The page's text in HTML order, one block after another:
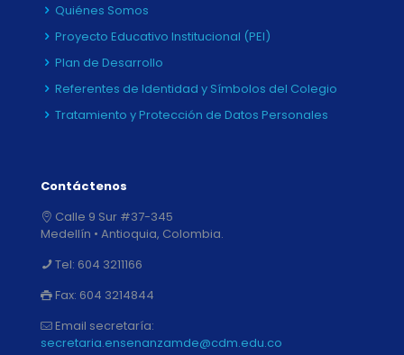
Quiénes Somos
Proyecto Educativo Institucional (PEI)
Plan de Desarrollo
Referentes de Identidad y Símbolos del Colegio
Tratamiento y Protección de Datos Personales
Contáctenos
Calle 9 Sur #37-345
Medellín • Antioquia, Colombia.
Tel: 604 3211166
Fax: 604 3214844
Email secretaría:
secretaria.ensenanzamde@cdm.edu.co